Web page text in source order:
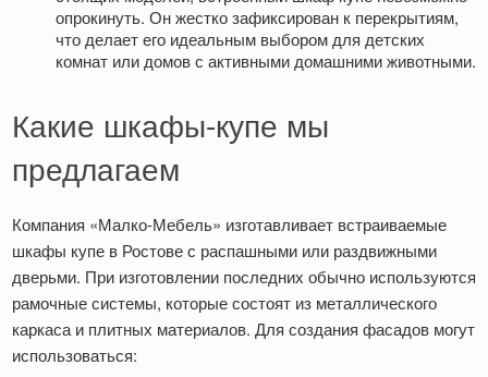
опрокинуть. Он жестко зафиксирован к перекрытиям,
что делает его идеальным выбором для детских
комнат или домов с активными домашними животными.
Какие шкафы-купе мы
предлагаем
Компания «Малко-Мебель» изготавливает встраиваемые
шкафы купе в Ростове с распашными или раздвижными
дверьми. При изготовлении последних обычно используются
рамочные системы, которые состоят из металлического
каркаса и плитных материалов. Для создания фасадов могут
использоваться: